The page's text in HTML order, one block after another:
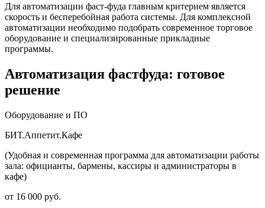
Для автоматизации фаст-фуда главным критерием является
скорость и бесперебойная работа системы. Для комплексной
автоматизации необходимо подобрать современное торговое
оборудование и специализированные прикладные
программы.
Автоматизация фастфуда: готовое
решение
Оборудование и ПО
БИТ.Аппетит.Кафе
(Удобная и современная программа для автоматизации работы
зала: официанты, бармены, кассиры и администраторы в
кафе)
от 16 000 руб.